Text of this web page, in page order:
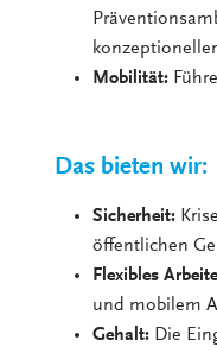
Mobilität:
Das bieten wir:
Sicherheit:
öffentlichen
Flexibles
und mobilem
Gehalt: Die